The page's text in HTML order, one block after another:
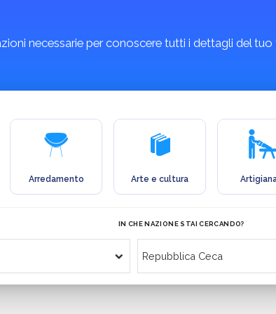
necessarie per conoscere tutti i dettagli del
Arredamento Arte e cultura
IN CHE NAZIONE STAI CERCANDO?